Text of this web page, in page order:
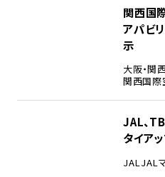
関西国
アパビ
示
大阪・関
関西国際
JAL、
タイア
JAL JAL